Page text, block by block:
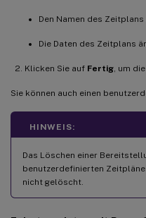
Den Namen des Zeitplans
Die Daten des Zeitplans
Klicken Sie auf Fertig , um
Sie können auch einen
HINWEIS:
Das Löschen einer
benutzerdefinierten
nicht gelöscht.